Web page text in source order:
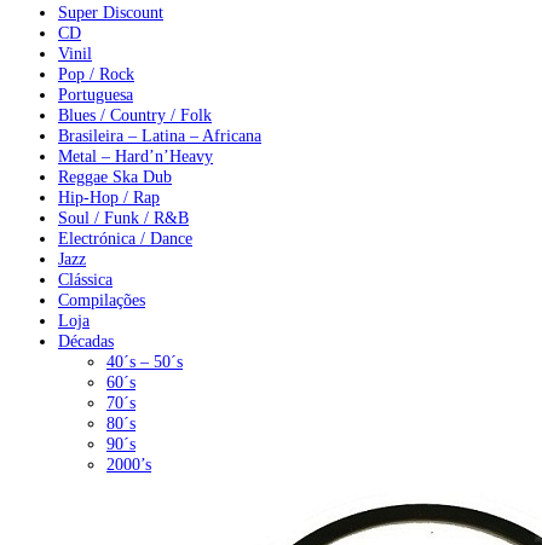
Super Discount
CD
Vinil
Pop / Rock
Portuguesa
Blues / Country / Folk
Brasileira – Latina – Africana
Metal – Hard’n’Heavy
Reggae Ska Dub
Hip-Hop / Rap
Soul / Funk / R&B
Electrónica / Dance
Jazz
Clássica
Compilações
Loja
Décadas
40´s – 50´s
60´s
70´s
80´s
90´s
2000’s